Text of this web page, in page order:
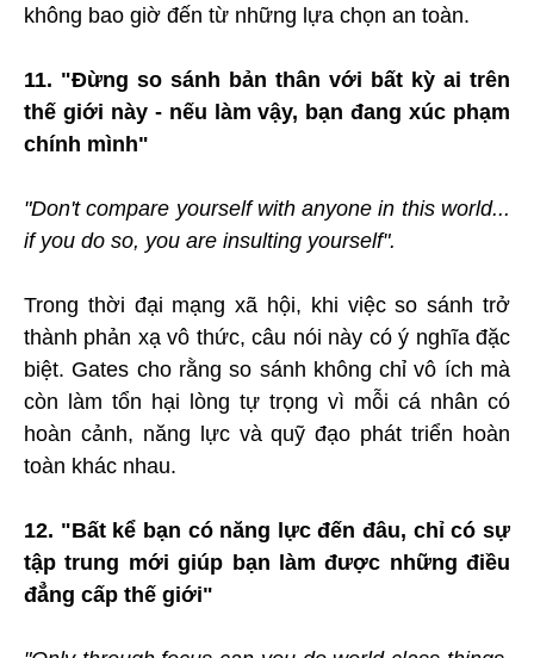
không bao giờ đến từ những lựa chọn an toàn.
11. "Đừng so sánh bản thân với bất kỳ ai trên
thế giới này - nếu làm vậy, bạn đang xúc phạm
chính mình"
"Don't compare yourself with anyone in this world...
if you do so, you are insulting yourself".
Trong thời đại mạng xã hội, khi việc so sánh trở
thành phản xạ vô thức, câu nói này có ý nghĩa đặc
biệt. Gates cho rằng so sánh không chỉ vô ích mà
còn làm tổn hại lòng tự trọng vì mỗi cá nhân có
hoàn cảnh, năng lực và quỹ đạo phát triển hoàn
toàn khác nhau.
12. "Bất kể bạn có năng lực đến đâu, chỉ có sự
tập trung mới giúp bạn làm được những điều
đẳng cấp thế giới"